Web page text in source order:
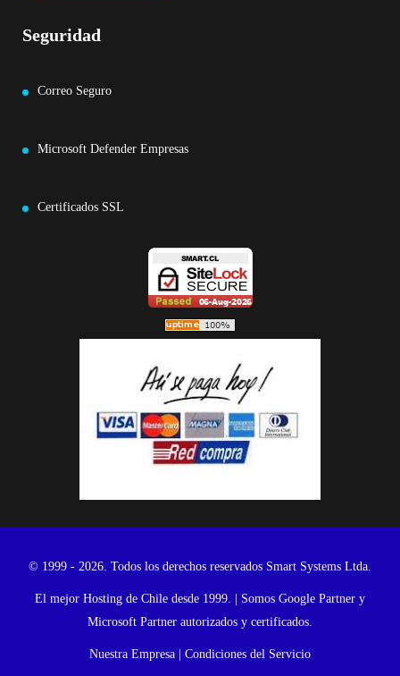
Seguridad
Correo Seguro
Microsoft Defender Empresas
Certificados SSL
© 1999 - 2026. Todos los derechos reservados Smart Systems Ltda.
El mejor Hosting de Chile desde 1999. | Somos Google Partner y
Microsoft Partner autorizados y certificados.
Nuestra Empresa Condiciones del Servicio